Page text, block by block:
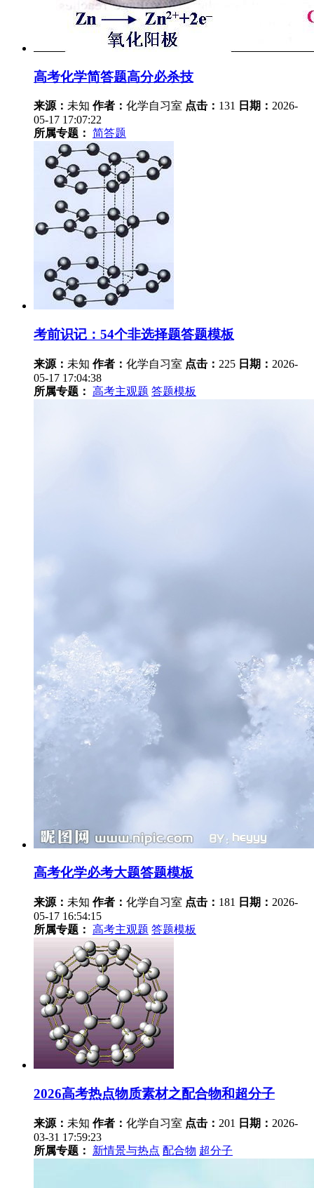
高考化学简答题高分必杀技
来源： 未知 作者： 化学自习室 点击： 131 日期： 2026-
05-17 17:07:22
所属专题： 简答题
考前识记：54个非选择题答题模板
来源： 未知 作者： 化学自习室 点击： 225 日期： 2026-
05-17 17:04:38
所属专题： 高考主观题 答题模板
高考化学必考大题答题模板
来源： 未知 作者： 化学自习室 点击： 181 日期： 2026-
05-17 16:54:15
所属专题： 高考主观题 答题模板
2026高考热点物质素材之配合物和超分子
来源： 未知 作者： 化学自习室 点击： 201 日期： 2026-
03-31 17:59:23
所属专题：
新情景与热点 配合物 超分子